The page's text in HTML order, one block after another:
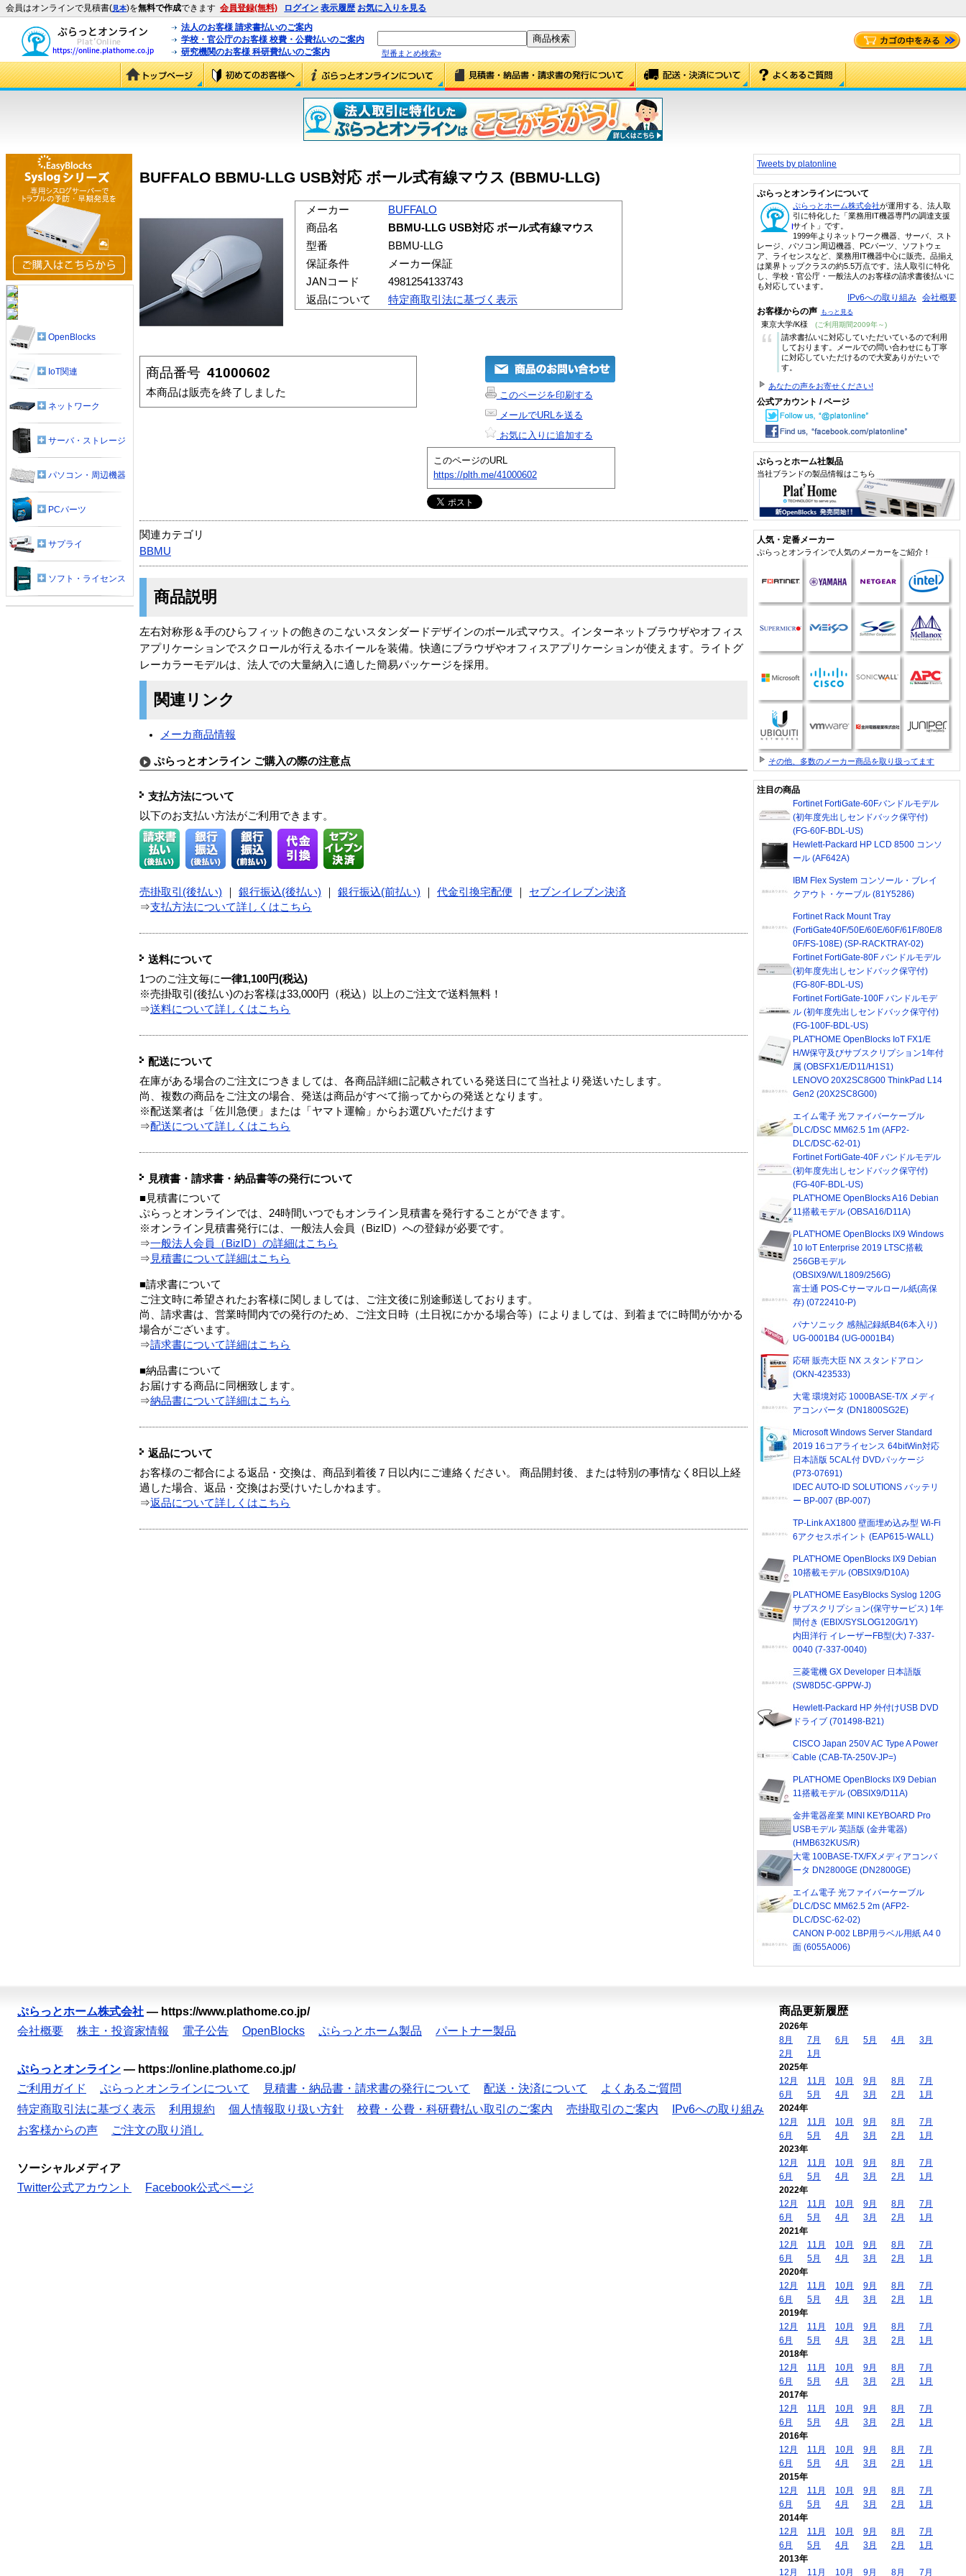
会員はオンラインで見積書(見本)を無料で作成できます 会員登録(無料) ログイン 表示履歴 お気に入りを見る
法人のお客様 請求書払いのご案内
学校・官公庁のお客様 校費・公費払いのご案内
研究機関のお客様 科研費払いのご案内
型番まとめ検索»
BUFFALO BBMU-LLG USB対応 ボール式有線マウス (BBMU-LLG)
メーカー
BUFFALO
商品名
BBMU-LLG USB対応 ボール式有線マウス
型番
BBMU-LLG
保証条件
メーカー保証
JANコード
4981254133743
返品について
特定商取引法に基づく表示
商品番号 41000602
本商品は販売を終了しました
このページを印刷する
メールでURLを送る
お気に入りに追加する
このページのURL
https://plth.me/41000602
関連カテゴリ
BBMU
商品説明
左右対称形＆手のひらフィットの飽きのこないスタンダードデザインのボール式マウス。インターネットブラウザやオフィス
アプリケーションでスクロールが行えるホイールを装備。快適にブラウザやオフィスアプリケーションが使えます。ライトグ
レーカラーモデルは、法人での大量納入に適した簡易パッケージを採用。
関連リンク
メーカ商品情報
ぷらっとオンライン ご購入の際の注意点
支払方法について
以下のお支払い方法がご利用できます。
売掛取引(後払い) 銀行振込(後払い) 銀行振込(前払い) 代金引換宅配便
セブンイレブン決済
⇒支払方法について詳しくはこちら
送料について
1つのご注文毎に一律1,100円(税込)
※売掛取引(後払い)のお客様は33,000円（税込）以上のご注文で送料無料！
⇒送料について詳しくはこちら
配送について
在庫がある場合のご注文につきましては、各商品詳細に記載されている発送日にて当社より発送いたします。
尚、複数の商品をご注文の場合、発送は商品がすべて揃ってからの発送となります。
※配送業者は「佐川急便」または「ヤマト運輸」からお選びいただけます
⇒配送について詳しくはこちら
見積書・請求書・納品書等の発行について
■見積書について
ぷらっとオンラインでは、24時間いつでもオンライン見積書を発行することができます。
※オンライン見積書発行には、一般法人会員（BizID）への登録が必要です。
⇒一般法人会員（BizID）の詳細はこちら
⇒ 見積書について詳細はこちら
■請求書について
ご注文時に希望されたお客様に関しましては、ご注文後に別途郵送しております。
尚、請求書は、営業時間内での発行のため、ご注文日時（土日祝にかかる場合等）によりましては、到着までに時間がかかる
場合がございます。
⇒請求書について詳細はこちら
■納品書について
お届けする商品に同梱致します。
⇒納品書について詳細はこちら
返品について
お客様のご都合による返品・交換は、商品到着後７日以内にご連絡ください。 商品開封後、または特別の事情なく8日以上経
過した場合、返品・交換はお受けいたしかねます。
⇒返品について詳しくはこちら
OpenBlocks
IoT関連
ネットワーク
サーバ・ストレージ
パソコン・周辺機器
PCパーツ
サプライ
ソフト・ライセンス
Tweets by platonline
ぷらっとオンラインについて
ぷらっとホーム株式会社が運用する、法人取
引に特化した「業務用IT機器専門の調達支援
サイト」です。
1999年よりネットワーク機器、サーバ、スト
レージ、パソコン周辺機器、PCパーツ、ソフトウェ
ア、ライセンスなど、業務用IT機器中心に販売。品揃え
は業界トップクラスの約5.5万点です。法人取引に特化
し、学校・官公庁・一般法人のお客様の請求書後払いに
も対応しています。
IPv6への取り組み 会社概要
お客様からの声 もっと見る
東京大学/K様 (ご利用期間2009年～)
“
請求書払いに対応していただいているので利用
しております。メールでの問い合わせにも丁寧
に対応していただけるので大変ありがたいで
す。
あなたの声をお寄せください!
公式アカウント / ページ
ぷらっとホーム社製品
当社ブランドの製品情報はこちら
人気・定番メーカー
ぷらっとオンラインで人気のメーカーをご紹介！
その他、多数のメーカー商品を取り扱ってます
注目の商品
Fortinet FortiGate-60Fバンドルモデル
(初年度先出しセンドバック保守付)
(FG-60F-BDL-US)
Hewlett-Packard HP LCD 8500 コンソ
ール (AF642A)
IBM Flex System コンソール・ブレイ
クアウト・ケーブル (81Y5286)
Fortinet Rack Mount Tray
(FortiGate40F/50E/60E/60F/61F/80E/8
0F/FS-108E) (SP-RACKTRAY-02)
Fortinet FortiGate-80F バンドルモデル
(初年度先出しセンドバック保守付)
(FG-80F-BDL-US)
Fortinet FortiGate-100F バンドルモデ
ル (初年度先出しセンドバック保守付)
(FG-100F-BDL-US)
PLAT'HOME OpenBlocks IoT FX1/E
H/W保守及びサブスクリプション1年付
属 (OBSFX1/E/D11/H1S1)
LENOVO 20X2SC8G00 ThinkPad L14
Gen2 (20X2SC8G00)
エイム電子 光ファイバーケーブル
DLC/DSC MM62.5 1m (AFP2-
DLC/DSC-62-01)
Fortinet FortiGate-40F バンドルモデル
(初年度先出しセンドバック保守付)
(FG-40F-BDL-US)
PLAT'HOME OpenBlocks A16 Debian
11搭載モデル (OBSA16/D11A)
PLAT'HOME OpenBlocks IX9 Windows
10 IoT Enterprise 2019 LTSC搭載
256GBモデル
(OBSIX9/W/L1809/256G)
富士通 POS-Cサーマルロール紙(高保
存) (0722410-P)
パナソニック 感熱記録紙B4(6本入り)
UG-0001B4 (UG-0001B4)
応研 販売大臣 NX スタンドアロン
(OKN-423533)
大電 環境対応 1000BASE-T/X メディ
アコンバータ (DN1800SG2E)
Microsoft Windows Server Standard
2019 16コアライセンス 64bitWin対応
日本語版 5CAL付 DVDパッケージ
(P73-07691)
IDEC AUTO-ID SOLUTIONS バッテリ
ー BP-007 (BP-007)
TP-Link AX1800 壁面埋め込み型 Wi-Fi
6アクセスポイント (EAP615-WALL)
PLAT'HOME OpenBlocks IX9 Debian
10搭載モデル (OBSIX9/D10A)
PLAT'HOME EasyBlocks Syslog 120G
サブスクリプション(保守サービス) 1年
間付き (EBIX/SYSLOG120G/1Y)
内田洋行 イレーザーFB型(大) 7-337-
0040 (7-337-0040)
三菱電機 GX Developer 日本語版
(SW8D5C-GPPW-J)
Hewlett-Packard HP 外付けUSB DVD
ドライブ (701498-B21)
CISCO Japan 250V AC Type A Power
Cable (CAB-TA-250V-JP=)
PLAT'HOME OpenBlocks IX9 Debian
11搭載モデル (OBSIX9/D11A)
金井電器産業 MINI KEYBOARD Pro
USBモデル 英語版 (金井電器)
(HMB632KUS/R)
大電 100BASE-TX/FXメディアコンバ
ータ DN2800GE (DN2800GE)
エイム電子 光ファイバーケーブル
DLC/DSC MM62.5 2m (AFP2-
DLC/DSC-62-02)
CANON P-002 LBP用ラベル用紙 A4 0
面 (6055A006)
ぷらっとホーム株式会社 — https://www.plathome.co.jp/
会社概要
株主・投資家情報 電子公告 OpenBlocks ぷらっとホーム製品 パートナー製品
ぷらっとオンライン — https://online.plathome.co.jp/
ご利用ガイド
ぷらっとオンラインについて 見積書・納品書・請求書の発行について 配送・決済について
よくあるご質問
特定商取引法に基づく表示
利用規約 個人情報取り扱い方針 校費・公費・科研費払い取引のご案内 売掛取引のご案内
IPv6への取り組み
お客様からの声
ご注文の取り消し
ソーシャルメディア
Twitter公式アカウント
Facebook公式ページ
商品更新履歴
2026年
8月
7月 6月 5月 4月
3月
2月
1月
2025年
12月
11月 10月 9月 8月
7月
6月
5月 4月 3月 2月
1月
2024年
12月
11月 10月 9月 8月
7月
6月
5月 4月 3月 2月
1月
2023年
12月
11月 10月 9月 8月
7月
6月
5月 4月 3月 2月
1月
2022年
12月
11月 10月 9月 8月
7月
6月
5月 4月 3月 2月
1月
2021年
12月
11月 10月 9月 8月
7月
6月
5月 4月 3月 2月
1月
2020年
12月
11月 10月 9月 8月
7月
6月
5月 4月 3月 2月
1月
2019年
12月
11月 10月 9月 8月
7月
6月
5月 4月 3月 2月
1月
2018年
12月
11月 10月 9月 8月
7月
6月
5月 4月 3月 2月
1月
2017年
12月
11月 10月 9月 8月
7月
6月
5月 4月 3月 2月
1月
2016年
12月
11月 10月 9月 8月
7月
6月
5月 4月 3月 2月
1月
2015年
12月
11月 10月 9月 8月
7月
6月
5月 4月 3月 2月
1月
2014年
12月
11月 10月 9月 8月
7月
6月
5月 4月 3月 2月
1月
2013年
12月
11月 10月 9月 8月 7月